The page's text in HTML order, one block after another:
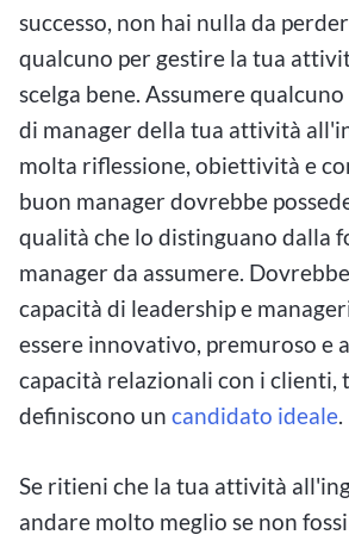
successo, non hai nulla da
qualcuno per gestire la tua
scelga bene. Assumere
di manager della tua attività
molta riflessione, obiettività e
buon manager dovrebbe
qualità che lo distinguano dalla
manager da assumere.
capacità di leadership e
essere innovativo, premuroso e
capacità relazionali con i clienti,
definiscono un candidato ideale.
Se ritieni che la tua attività
andare molto meglio se non